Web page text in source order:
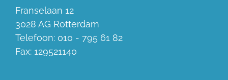
Franselaan 12
3028 AG Rotterdam
Telefoon: 010 - 795 61 82
Fax: 129521140